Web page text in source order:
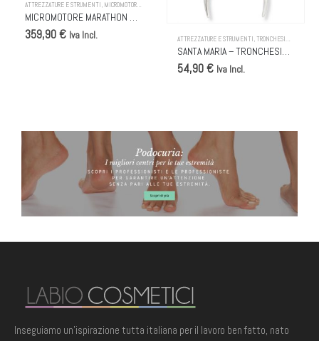
PUNTE PER MICROMOTORI
ATTREZZATURE E STRUMENTI , MICROMOTORI ,
MICROMOTORE MARATHON NEW ESCORT III – MANIPOLO H20 30K – PEDALE
359,90 € Iva Incl. ATTREZZATURE E STRUMENTI , TRONCHESINE E FORBICI
SANTA MARIA – TRONCHESINE PROFESSIONALI PER UNGHIE DIFFICILI – #65
54,90 € Iva Incl.
Inseguiamo un'ispirazione tutta italiana per il lavoro ben fatto, nato